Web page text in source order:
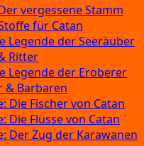
vergessene Stamm
für Catan
Legende der Seeräuber
Ritter
Legende der Eroberer
& Barbaren
Die Fischer von Catan
Die Flüsse von Catan
Der Zug der Karawanen